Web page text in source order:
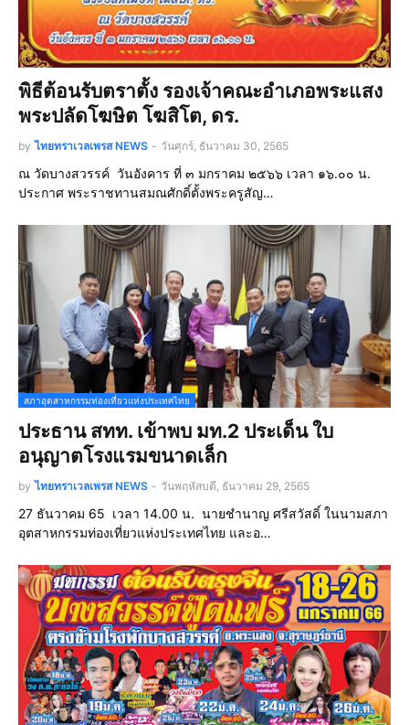
พิธีต้อนรับตราตั้ง รองเจ้าคณะอำเภอพระแสง
พระปลัดโฆษิต โฆสิโต, ดร.
by ไทยทราเวลเพรส NEWS - วันศุกร์, ธันวาคม 30, 2565
ณ วัดบางสวรรค์ วันอังคาร ที่ ๓ มกราคม ๒๕๖๖ เวลา ๑๖.๐๐ น.
ประกาศ พระราชทานสมณศักดิ์ตั้งพระครูสัญ…
สภาอุตสาหกรรมท่องเที่ยวแห่งประเทศไทย
ประธาน สทท. เข้าพบ มท.2 ประเด็น ใบ
อนุญาตโรงแรมขนาดเล็ก
by ไทยทราเวลเพรส NEWS - วันพฤหัสบดี, ธันวาคม 29, 2565
27 ธันวาคม 65 เวลา 14.00 น. นายชำนาญ ศรีสวัสดิ์ ในนามสภา
อุตสาหกรรมท่องเที่ยวแห่งประเทศไทย และอ…